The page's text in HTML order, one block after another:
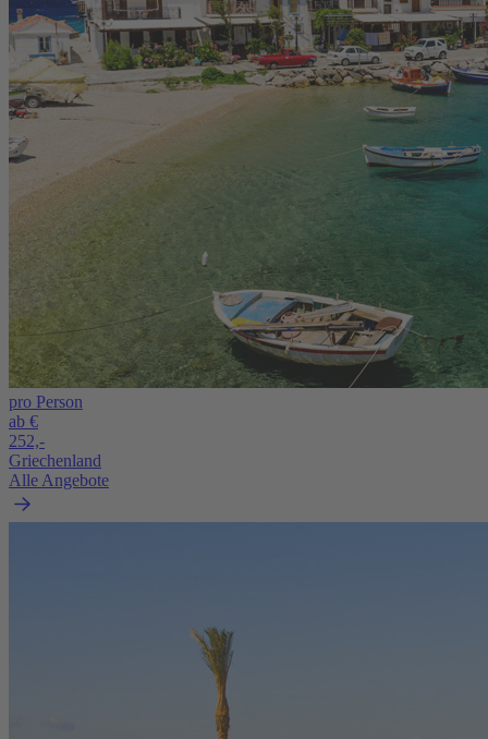
pro Person
ab €
252,-
Griechenland
Alle Angebote